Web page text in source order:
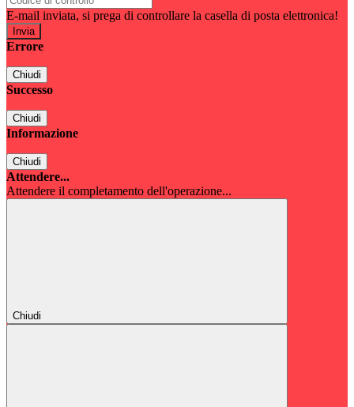
E-mail inviata, si prega di controllare la casella di posta elettronica!
Errore
Chiudi
Successo
Chiudi
Informazione
Chiudi
Attendere...
Attendere il completamento dell'operazione...
Chiudi